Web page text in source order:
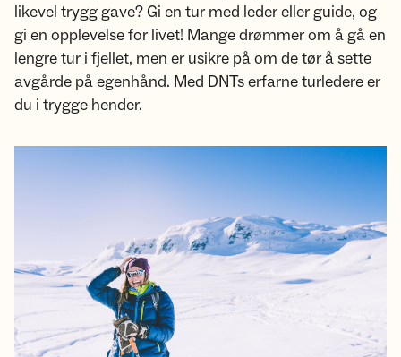
likevel trygg gave? Gi en tur med leder eller guide, og
gi en opplevelse for livet! Mange drømmer om å gå en
lengre tur i fjellet, men er usikre på om de tør å sette
avgårde på egenhånd. Med DNTs erfarne turledere er
du i trygge hender.